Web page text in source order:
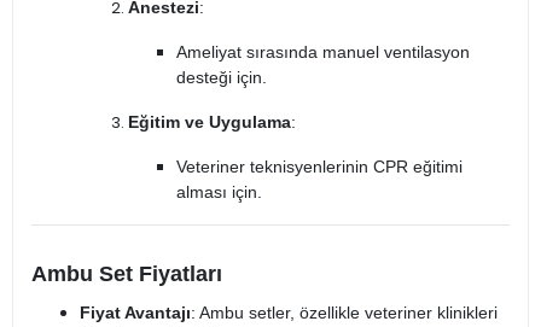
Anestezi:
Ameliyat sırasında manuel ventilasyon
desteği için.
Eğitim ve Uygulama:
Veteriner teknisyenlerinin CPR eğitimi
alması için.
Ambu Set Fiyatları
Fiyat Avantajı: Ambu setler, özellikle veteriner klinikleri